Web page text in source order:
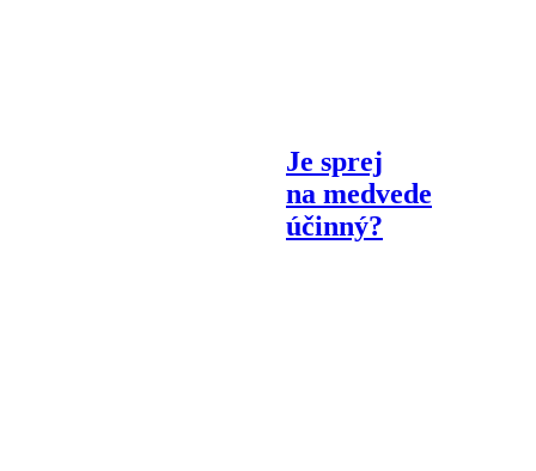
Je sprej
na medvede
účinný?